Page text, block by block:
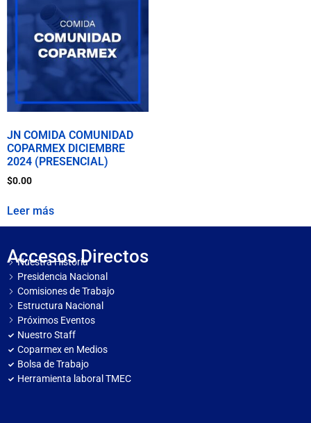
JN COMIDA COMUNIDAD
COPARMEX DICIEMBRE
2024 (PRESENCIAL)
$0.00
Leer más
Accesos Directos
Nuestra Historia
Presidencia Nacional
Comisiones de Trabajo
Estructura Nacional
Próximos Eventos
Nuestro Staff
Coparmex en Medios
Bolsa de Trabajo
Herramienta laboral TMEC